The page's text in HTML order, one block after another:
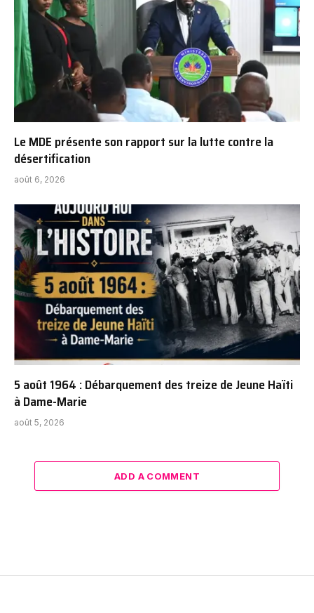
Le MDE présente son rapport sur la lutte contre la
désertification
août 6, 2026
5 août 1964 : Débarquement des treize de Jeune Haïti
à Dame-Marie
août 5, 2026
ADD A COMMENT